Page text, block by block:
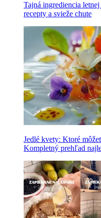
Tajná ingrediencia
recepty a svieže chute
Jedlé kvety: Ktoré
Kompletný prehľad